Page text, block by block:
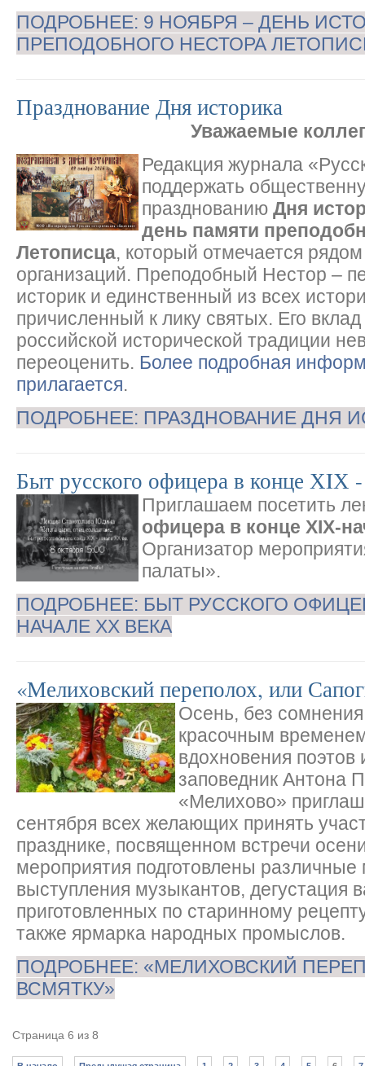
ПОДРОБНЕЕ: 9 НОЯБРЯ – ДЕНЬ
ПРЕПОДОБНОГО НЕСТОРА
Празднование Дня историка
Уважаемые
Редакция журнала
поддержать
празднованию Дня
день памяти
Летописца, который отмечается
организаций. Преподобный Нестор –
историк и единственный из всех
причисленный к лику святых. Его
российской исторической традиции
переоценить. Более подробная
прилагается.
ПОДРОБНЕЕ: ПРАЗДНОВАНИЕ ДНЯ
Быт русского офицера в конце ХIХ
Приглашаем посетить
офицера в конце XIX-
Организатор
палаты».
ПОДРОБНЕЕ: БЫТ РУССКОГО
НАЧАЛЕ ХХ ВЕКА
«Мелиховский переполох, или
Осень, без
красочным
вдохновения
заповедник Антона
«Мелихово»
сентября всех желающих принять
празднике, посвященном встречи
мероприятия подготовлены
выступления музыкантов, дегустация
приготовленных по старинному
также ярмарка народных промыслов.
ПОДРОБНЕЕ: «МЕЛИХОВСКИЙ
ВСМЯТКУ»
Страница 6 из 8